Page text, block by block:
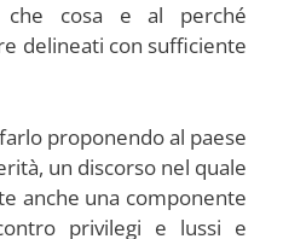
che cosa e al perché
delineati con sufficiente
proponendo al paese
un discorso nel quale
anche una componente
privilegi e lussi e